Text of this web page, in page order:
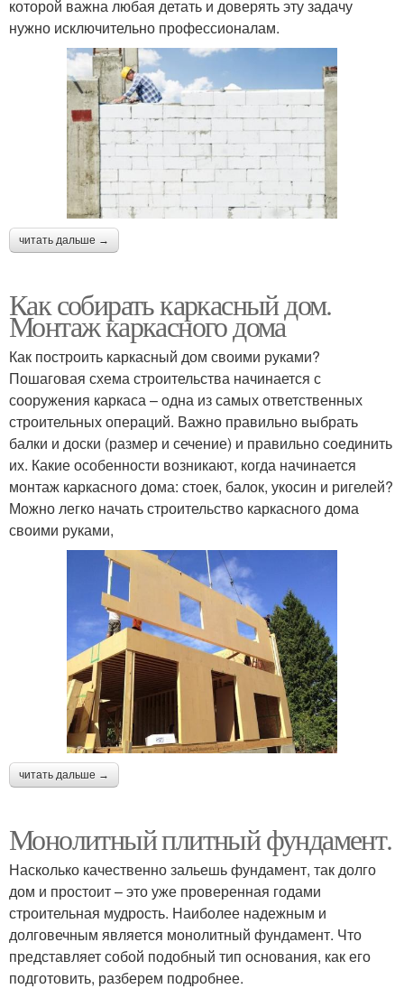
которой важна любая детать и доверять эту задачу
нужно исключительно профессионалам.
читать дальше →
Как собирать каркасный дом.
Монтаж каркасного дома
Как построить каркасный дом своими руками?
Пошаговая схема строительства начинается с
сооружения каркаса – одна из самых ответственных
строительных операций. Важно правильно выбрать
балки и доски (размер и сечение) и правильно соединить
их. Какие особенности возникают, когда начинается
монтаж каркасного дома: стоек, балок, укосин и ригелей?
Можно легко начать строительство каркасного дома
своими руками,
читать дальше →
Монолитный плитный фундамент.
Насколько качественно зальешь фундамент, так долго
дом и простоит – это уже проверенная годами
строительная мудрость. Наиболее надежным и
долговечным является монолитный фундамент. Что
представляет собой подобный тип основания, как его
подготовить, разберем подробнее.